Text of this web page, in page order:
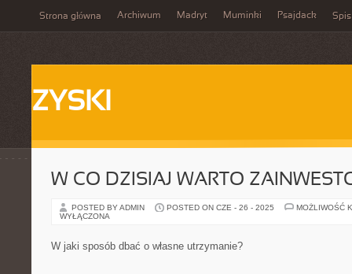
Strona główna Archiwum Madryt Muminki Psajdack Spis
ZYSKI
W CO DZISIAJ WARTO
POSTED BY ADMIN POSTED ON CZE - 26 - 2025
MOŻLIWOŚĆ
WYŁĄCZONA
W jaki sposób dbać o własne utrzymanie?